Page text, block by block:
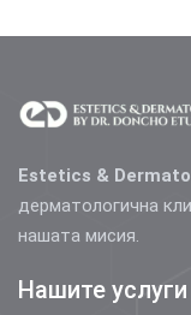
Estetics &
дерматологична
нашата мисия.
Нашите услуги